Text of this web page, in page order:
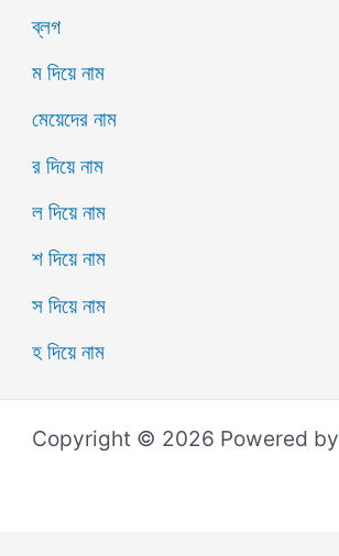
ব্লগ
ম দিয়ে নাম
মেয়েদের নাম
র দিয়ে নাম
ল দিয়ে নাম
শ দিয়ে নাম
স দিয়ে নাম
হ দিয়ে নাম
Copyright © 2026 Powered by